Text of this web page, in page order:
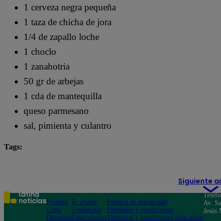
1 cerveza negra pequeña
1 taza de chicha de jora
1/4 de zapallo loche
1 choclo
1 zanahotria
50 gr de arbejas
1 cda de mantequilla
queso parmesano
sal, pimienta y culantro
Tags:
Siguiente
Política
Lima
Deportes
Te ayudo
Tendencias
Espectáculos
Política de privacidad
Términos y condiciones
Términos y condiciones aplicación
Av.
Jesús